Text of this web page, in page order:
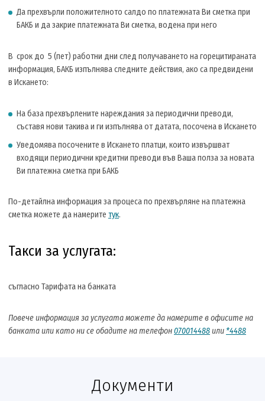
Да прехвърли положителното салдо по платежната Ви сметка при
БАКБ и да закрие платежната Ви сметка, водена при него
В срок до 5 (пет) работни дни след получаването на горецитираната
информация, БАКБ изпълнява следните действия, ако са предвидени
в Искането:
На база прехвърлените нареждания за периодични преводи,
съставя нови такива и ги изпълнява от датата, посочена в Искането
Уведомява посочените в Искането платци, които извършват
входящи периодични кредитни преводи във Ваша полза за новата
Ви платежна сметка при БАКБ
По-детайлна информация за процеса по прехвърляне на платежна
сметка можете да намерите тук.
Такси за услугата:
съгласно Тарифата на банката
Повече информация за услугата можете да намерите в офисите на
банката или като ни се обадите на телефон070014488 или *4488
Документи